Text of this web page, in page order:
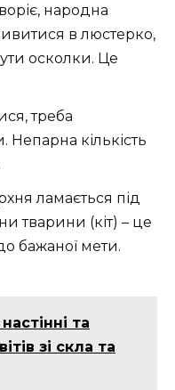
народна
в люстерко,
осколки. Це
треба
Непарна кількість
ламається під
тварини (кіт) – це
бажаної мети.
настінні та
зі скла та